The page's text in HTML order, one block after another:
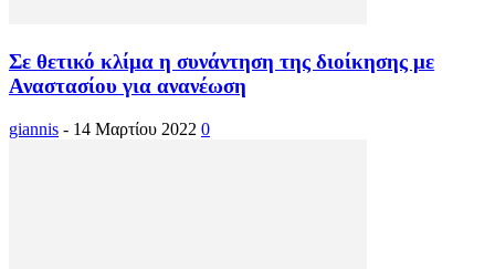
Σε θετικό κλίμα η συνάντηση της διοίκησης με
Αναστασίου για ανανέωση
giannis - 14 Μαρτίου 2022 0